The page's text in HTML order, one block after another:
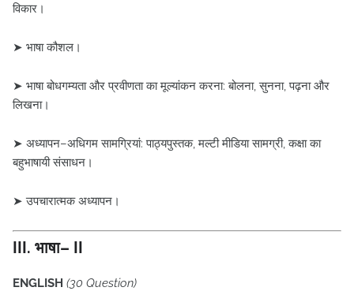
विकार।
➤ भाषा कौशल।
➤ भाषा बोधगम्यता और प्रवीणता का मूल्यांकन करना: बोलना, सुनना, पढ़ना और
लिखना।
➤ अध्यापन–अधिगम सामग्रियां: पाठ्यपुस्तक, मल्टी मीडिया सामग्री, कक्षा का
बहुभाषायी संसाधन।
➤ उपचारात्मक अध्यापन।
III. भाषा– II
ENGLISH (30 Question)